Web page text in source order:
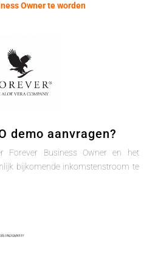
Owner te worden
demo aanvragen?
Forever Business Owner en het
bijkomende inkomstenstroom te